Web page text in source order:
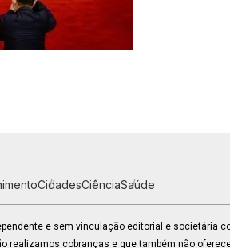
CidadesCiênciaSaúde
e sem vinculação editorial e societária
realizamos cobranças e que também não